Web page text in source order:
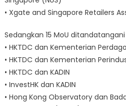
• Xgate and Singapore Retailers
Sedangkan 15 MoU
• HKTDC dan Kementerian
• HKTDC dan Kementerian
• HKTDC dan KADIN
• InvestHK dan KADIN
• Hong Kong Observatory dan